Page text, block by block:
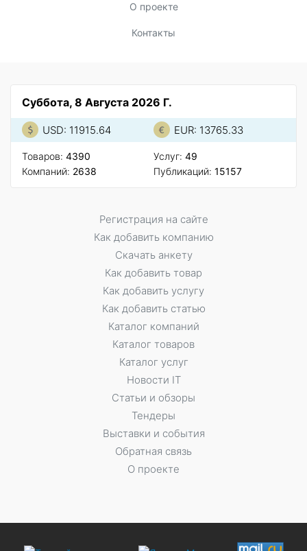
О проекте
Контакты
Суббота, 8 Августа 2026 Г.
USD: 11915.64 EUR: 13765.33
Товаров: 4390
Компаний: 2638
Услуг: 49
Публикаций: 15157
Регистрация на сайте
Как добавить компанию
Скачать анкету
Как добавить товар
Как добавить услугу
Как добавить статью
Каталог компаний
Каталог товаров
Каталог услуг
Новости IT
Статьи и обзоры
Тендеры
Выставки и события
Обратная связь
О проекте